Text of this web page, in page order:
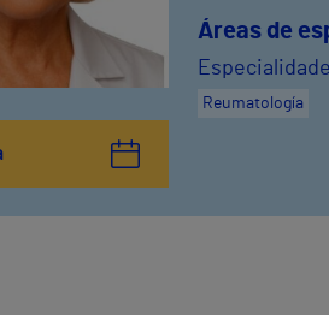
Áreas de
Reumatología